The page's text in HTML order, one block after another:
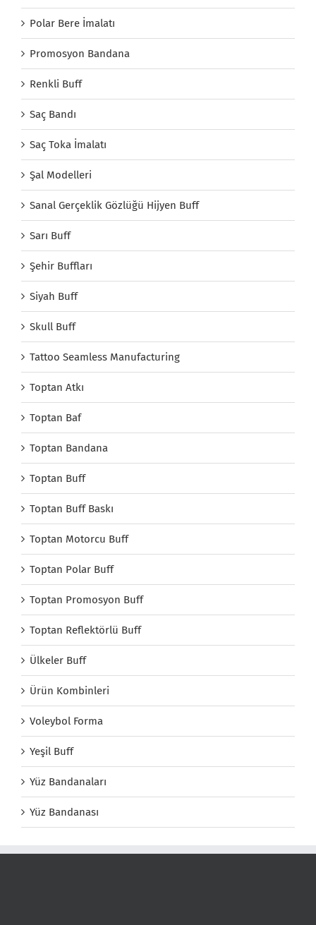
Polar Bere İmalatı
Promosyon Bandana
Renkli Buff
Saç Bandı
Saç Toka İmalatı
Şal Modelleri
Sanal Gerçeklik Gözlüğü Hijyen Buff
Sarı Buff
Şehir Buffları
Siyah Buff
Skull Buff
Tattoo Seamless Manufacturing
Toptan Atkı
Toptan Baf
Toptan Bandana
Toptan Buff
Toptan Buff Baskı
Toptan Motorcu Buff
Toptan Polar Buff
Toptan Promosyon Buff
Toptan Reflektörlü Buff
Ülkeler Buff
Ürün Kombinleri
Voleybol Forma
Yeşil Buff
Yüz Bandanaları
Yüz Bandanası